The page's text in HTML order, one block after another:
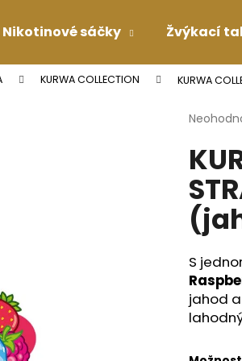
Nikotinové sáčky Žvýkací
KURWA COLLECTION KURWA
produktu
je
0,0
z
5
S
jahod
Co potřebujete najít?